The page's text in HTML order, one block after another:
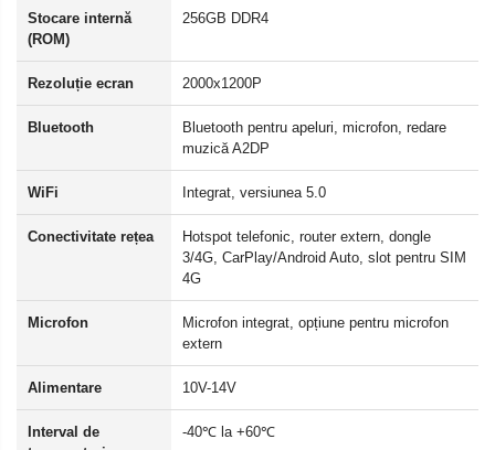
Stocare internă
(ROM)
256GB DDR4
Rezoluție ecran 2000x1200P
Bluetooth
Bluetooth pentru apeluri, microfon, redare
muzică A2DP
WiFi Integrat, versiunea 5.0
Conectivitate rețea
Hotspot telefonic, router extern, dongle
3/4G, CarPlay/Android Auto, slot pentru SIM
4G
Microfon
Microfon integrat, opțiune pentru microfon
extern
Alimentare 10V-14V
Interval de
-40℃ la +60℃